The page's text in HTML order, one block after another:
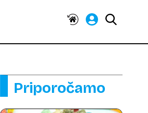
Priporočamo